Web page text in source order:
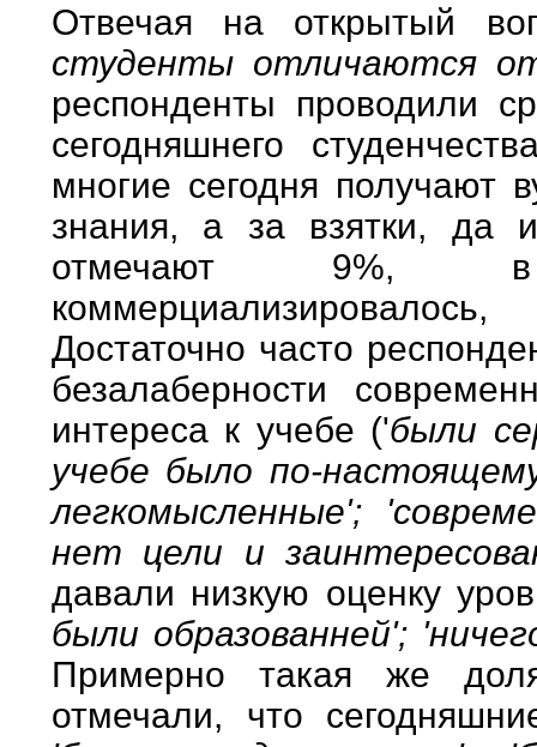
Отвечая на открытый
студенты отличаются
респонденты проводили
сегодняшнего
многие сегодня получают
знания, а за взятки, да
отмечают 9%, в
Достаточно часто
безалаберности
интереса к учебе ('были
учебе было по-
легкомысленные';
нет цели и
давали низкую оценку
были образованней';
Примерно такая же
отмечали, что